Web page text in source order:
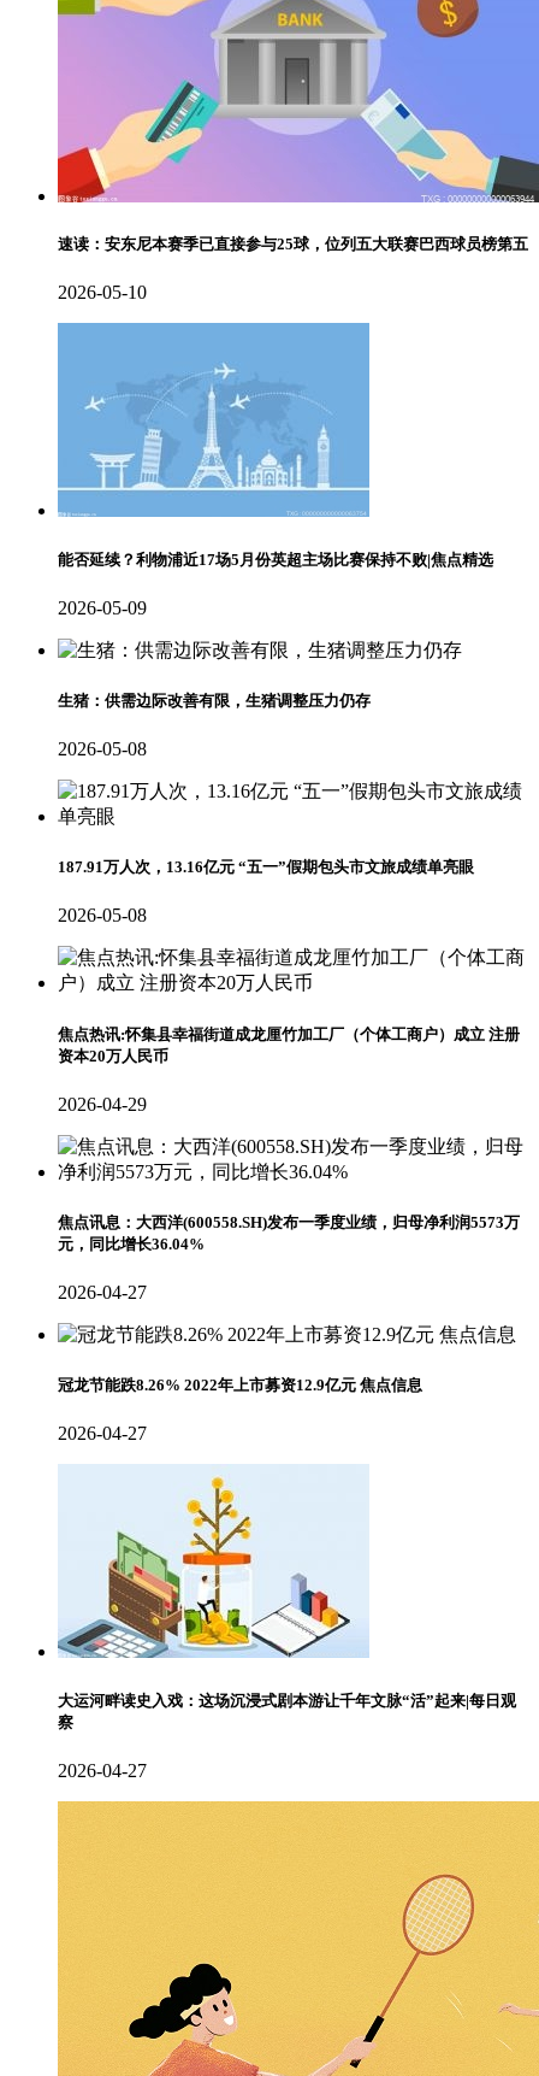
速读：安东尼本赛季已直接参与25球，位列五大联赛巴西球员榜第五
2026-05-10
能否延续？利物浦近17场5月份英超主场比赛保持不败|焦点精选
2026-05-09
生猪：供需边际改善有限，生猪调整压力仍存
2026-05-08
187.91万人次，13.16亿元 “五一”假期包头市文旅成绩单亮眼
2026-05-08
焦点热讯:怀集县幸福街道成龙厘竹加工厂（个体工商户）成立 注册
资本20万人民币
2026-04-29
焦点讯息：大西洋(600558.SH)发布一季度业绩，归母净利润5573万
元，同比增长36.04%
2026-04-27
冠龙节能跌8.26% 2022年上市募资12.9亿元 焦点信息
2026-04-27
大运河畔读史入戏：这场沉浸式剧本游让千年文脉“活”起来|每日观
察
2026-04-27